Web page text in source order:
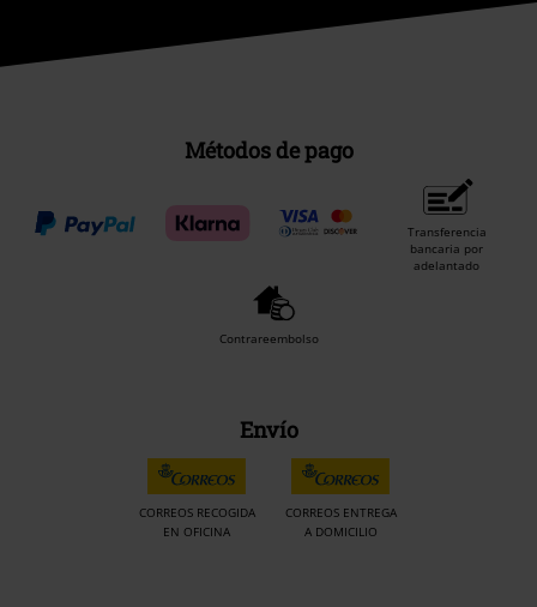
Métodos de pago
Transferencia
bancaria por
adelantado
Contrareembolso
Envío
CORREOS RECOGIDA
EN OFICINA
CORREOS ENTREGA
A DOMICILIO